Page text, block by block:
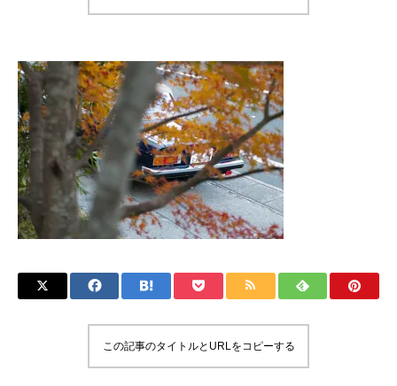
イギリス車
ENGLAND
ドイツ車
GERMANY
この記事のタイトルとURLをコピーする